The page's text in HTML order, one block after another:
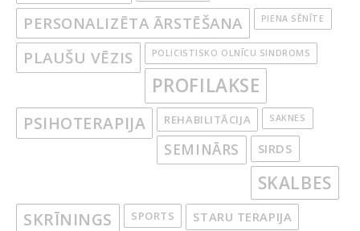
PERSONALIZĒTA ĀRSTĒŠANA PIENA SĒNĪTE
PLAUŠU VĒZIS POLICISTISKO OLNĪCU SINDROMS
PROFILAKSE
PSIHOTERAPIJA REHABILITĀCIJA SAKNES
SEMINĀRS SIRDS
SKALBES
SKRĪNINGS SPORTS STARU TERAPIJA